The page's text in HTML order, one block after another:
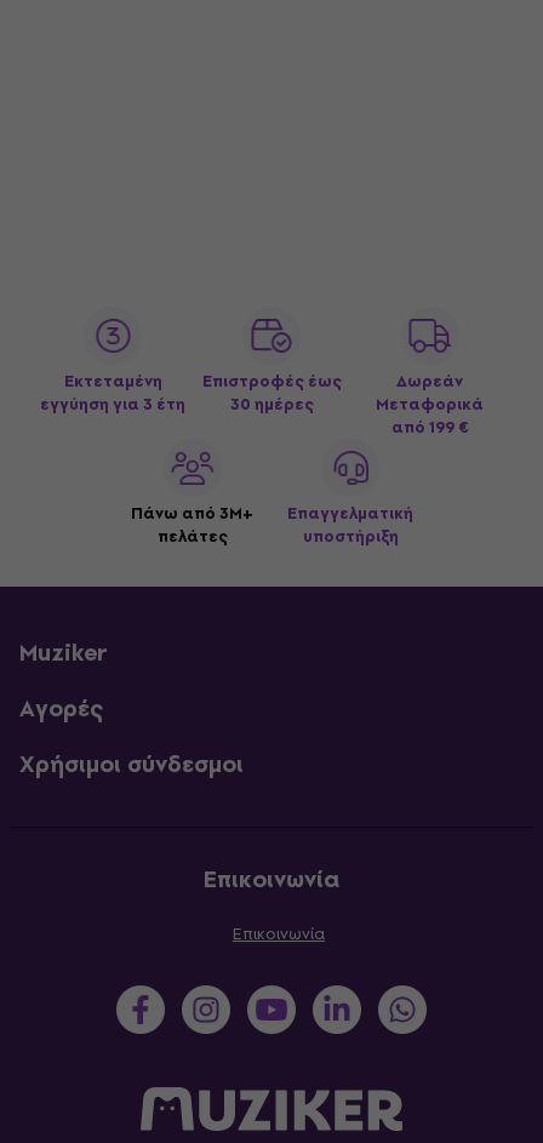
Εκτεταμένη
εγγύηση για 3 έτη
Επιστροφές έως
30 ημέρες
Δωρεάν
Μεταφορικά
από 199 €
Πάνω από 3M+
πελάτες
Επαγγελματική
υποστήριξη
Muziker
Αγορές
Χρήσιμοι σύνδεσμοι
Επικοινωνία
Επικοινωνία